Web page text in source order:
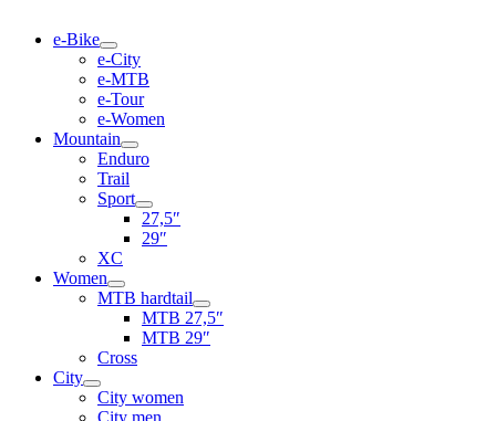
e-Bike
e-City
e-MTB
e-Tour
e-Women
Mountain
Enduro
Trail
Sport
27,5″
29″
XC
Women
MTB hardtail
MTB 27,5″
MTB 29″
Cross
City
City women
City men